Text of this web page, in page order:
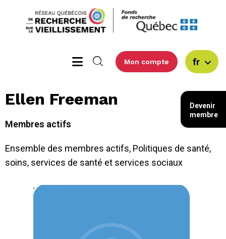
Mon compte fr
Ellen Freeman
Membres actifs
Ensemble des membres actifs, Politiques de santé,
soins, services de santé et services sociaux
Devenir
membre